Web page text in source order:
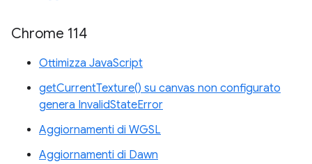
Chrome 114
Ottimizza JavaScript
getCurrentTexture() su canvas non configurato
genera InvalidStateError
Aggiornamenti di WGSL
Aggiornamenti di Dawn